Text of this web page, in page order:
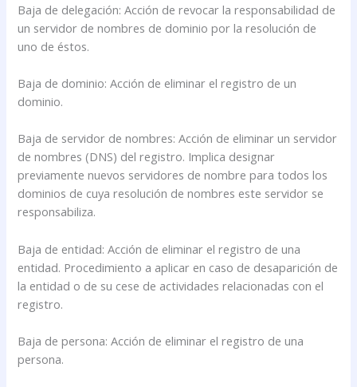
Baja de delegación: Acción de revocar la responsabilidad de
un servidor de nombres de dominio por la resolución de
uno de éstos.
Baja de dominio: Acción de eliminar el registro de un
dominio.
Baja de servidor de nombres: Acción de eliminar un servidor
de nombres (DNS) del registro. Implica designar
previamente nuevos servidores de nombre para todos los
dominios de cuya resolución de nombres este servidor se
responsabiliza.
Baja de entidad: Acción de eliminar el registro de una
entidad. Procedimiento a aplicar en caso de desaparición de
la entidad o de su cese de actividades relacionadas con el
registro.
Baja de persona: Acción de eliminar el registro de una
persona.